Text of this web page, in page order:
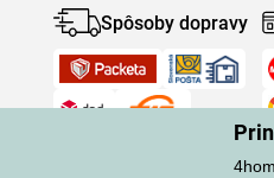
Spôsoby dopravy